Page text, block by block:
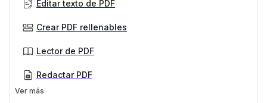
Editar texto de PDF
Crear PDF rellenables
Lector de PDF
Redactar PDF
Ver más